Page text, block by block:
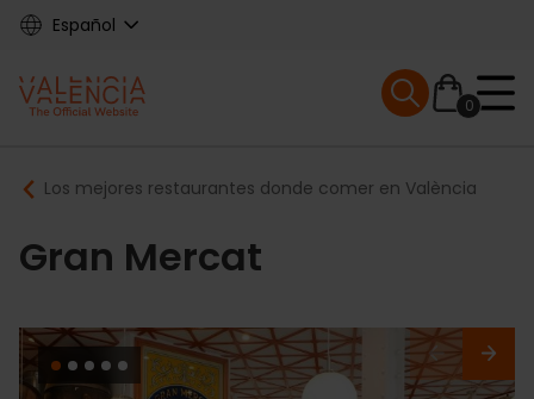
Skip
content
Español
Main
navigation
0
Mobile menu
Breadcrumb
Los mejores restaurantes donde comer en València
Gran Mercat